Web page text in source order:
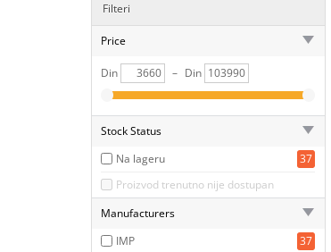
Filteri
Price
Din – Din
Stock Status
Na lageru
37
Proizvod trenutno nije dostupan
Manufacturers
IMP
37